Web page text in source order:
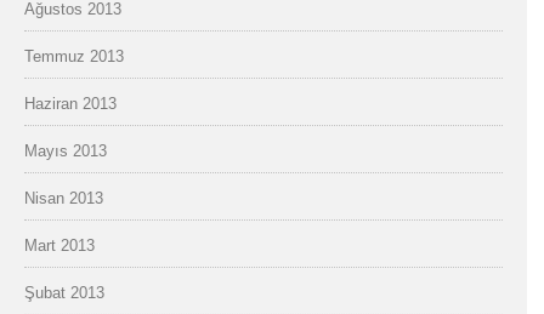
Ağustos 2013
Temmuz 2013
Haziran 2013
Mayıs 2013
Nisan 2013
Mart 2013
Şubat 2013